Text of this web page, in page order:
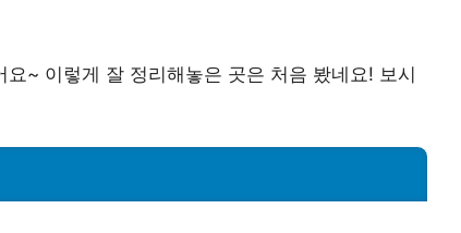
~ 이렇게 잘 정리해놓은 곳은 처음 봤네요! 보시